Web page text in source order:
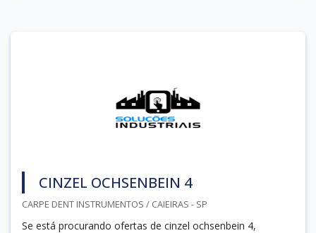
CINZEL OCHSENBEIN 4
CARPE DENT INSTRUMENTOS / CAIEIRAS - SP
Se está procurando ofertas de cinzel ochsenbein 4,